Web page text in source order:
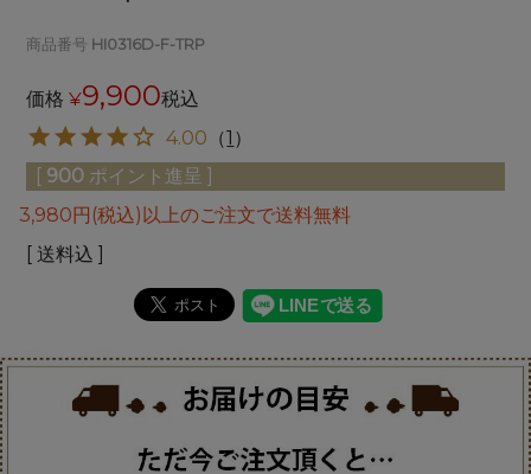
商品番号 HI0316D-F-TRP
価格 ¥9,900税込
4.00 （1 ）
[ 900 ポイント進呈 ]
3,980円(税込)以上のご注文で送料無料
送料込